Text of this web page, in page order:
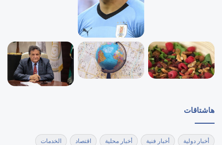
هاشتاقات
أخبار دولية أخبار فنية أخبار محلية اقتصاد الخدمات